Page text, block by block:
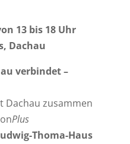
13 bis 18 Uhr
Dachau
verbindet –
Dachau zusammen
Plus
Thoma-Haus